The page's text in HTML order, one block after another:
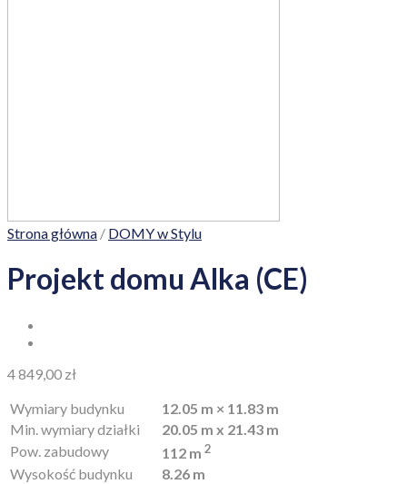
Strona główna / DOMY w Stylu
Projekt domu Alka (CE)
4 849,00 zł
Wymiary budynku
12.05 m × 11.83 m
Min. wymiary działki
20.05 m x 21.43 m
Pow. zabudowy
112 m 2
Wysokość budynku
8.26 m